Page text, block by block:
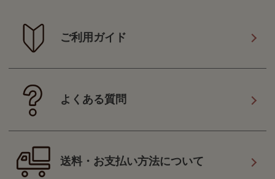
ご利用ガイド
よくある質問
送料・お支払い方法について